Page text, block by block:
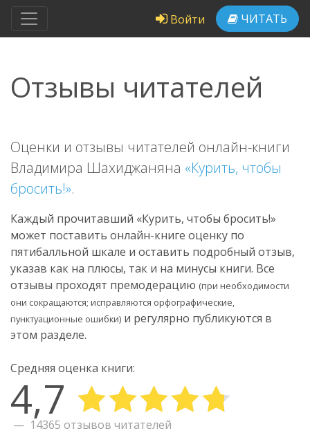
Войти ЧИТАТЬ
Отзывы читателей
Оценки и отзывы читателей онлайн-книги
Владимира Шахиджаняна «Курить, чтобы
бросить!».
Каждый прочитавший «Курить, чтобы бросить!»
может поставить онлайн-книге оценку по
пятибалльной шкале и оставить подробный отзыв,
указав как на плюсы, так и на минусы книги. Все
отзывы проходят премодерацию (при необходимости
они сокращаются; исправляются орфографические,
пунктуационные ошибки) и регулярно публикуются в
этом разделе.
Средняя оценка книги:
4,7
14365 отзывов читателей